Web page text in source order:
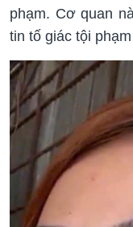
phạm. Cơ quan
tin tố giác tội